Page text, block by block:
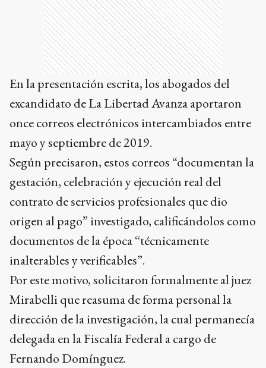
En la presentación escrita, los abogados del
excandidato de La Libertad Avanza aportaron
once correos electrónicos intercambiados entre
mayo y septiembre de 2019.
Según precisaron, estos correos “documentan la
gestación, celebración y ejecución real del
contrato de servicios profesionales que dio
origen al pago” investigado, calificándolos como
documentos de la época “técnicamente
inalterables y verificables”.
Por este motivo, solicitaron formalmente al juez
Mirabelli que reasuma de forma personal la
dirección de la investigación, la cual permanecía
delegada en la Fiscalía Federal a cargo de
Fernando Domínguez.